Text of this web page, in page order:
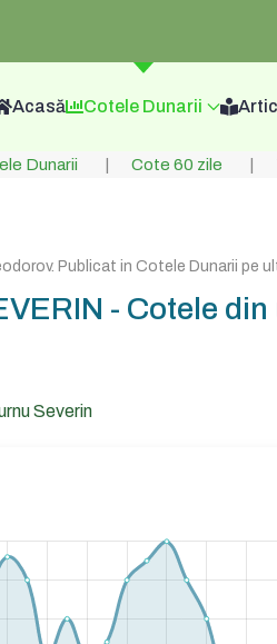
Acasă Cotele Dunarii
Dunarii Cote 60 zile
. Publicat in Cotele Dunarii pe
- Cotele
Severin